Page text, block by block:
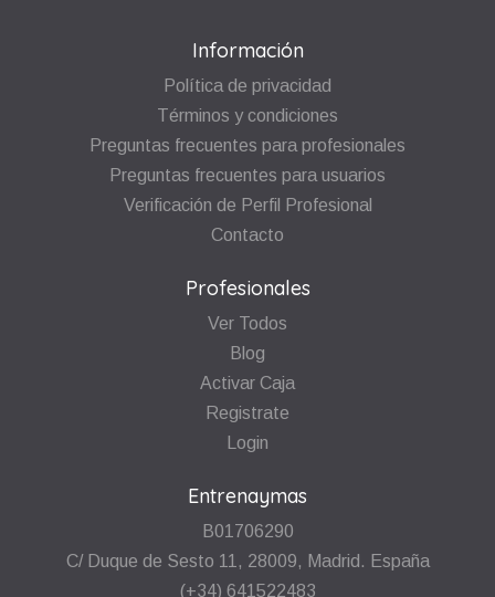
Información
Política de privacidad
Términos y condiciones
Preguntas frecuentes para profesionales
Preguntas frecuentes para usuarios
Verificación de Perfil Profesional
Contacto
Profesionales
Ver Todos
Blog
Activar Caja
Registrate
Login
Entrenaymas
B01706290
C/ Duque de Sesto 11, 28009, Madrid. España
(+34) 641522483